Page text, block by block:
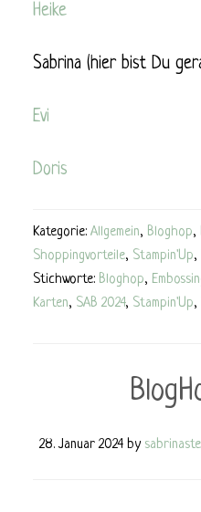
Heike
Sabrina (hier bist Du
Evi
Doris
Kategorie: Allgemein, Bloghop,
Shoppingvorteile, Stampin'Up,
Stichworte: Bloghop,
Karten, SAB 2024, Stampin'Up,
28. Januar 2024by